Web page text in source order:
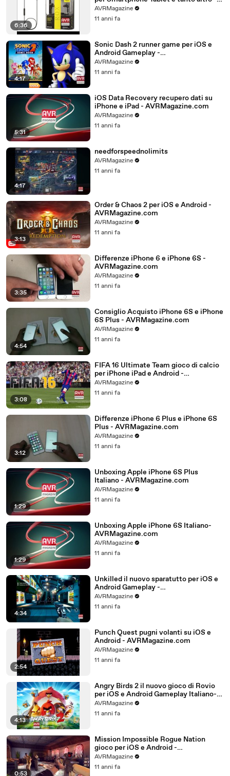
6:36
AVRMagazine.com (720p)
AVRMagazine
11 anni fa
4:17
Sonic Dash 2 runner game per iOS e
Android Gameplay -
AVRMagazine.com
AVRMagazine
11 anni fa
5:31
iOS Data Recovery recupero dati su
iPhone e iPad - AVRMagazine.com
AVRMagazine
11 anni fa
4:17
needforspeednolimits
AVRMagazine
11 anni fa
3:13
Order & Chaos 2 per iOS e Android -
AVRMagazine.com
AVRMagazine
11 anni fa
3:35
Differenze iPhone 6 e iPhone 6S -
AVRMagazine.com
AVRMagazine
11 anni fa
4:54
Consiglio Acquisto iPhone 6S e iPhone
6S Plus - AVRMagazine.com
AVRMagazine
11 anni fa
3:08
FIFA 16 Ultimate Team gioco di calcio
per iPhone iPad e Android -
AVRMagazine.com
AVRMagazine
11 anni fa
3:12
Differenze iPhone 6 Plus e iPhone 6S
Plus - AVRMagazine.com
AVRMagazine
11 anni fa
1:29
Unboxing Apple iPhone 6S Plus
Italiano - AVRMagazine.com
AVRMagazine
11 anni fa
1:29
Unboxing Apple iPhone 6S Italiano-
AVRMagazine.com
AVRMagazine
11 anni fa
4:34
Unkilled il nuovo sparatutto per iOS e
Android Gameplay -
AVRMagazine.com
AVRMagazine
11 anni fa
2:54
Punch Quest pugni volanti su iOS e
Android - AVRMagazine.com
AVRMagazine
11 anni fa
4:13
Angry Birds 2 il nuovo gioco di Rovio
per iOS e Android Gameplay Italiano-
AVRMagazine.com (720p)
AVRMagazine
11 anni fa
0:53
Mission Impossible Rogue Nation
gioco per iOS e Android -
AVRMagazine.com
AVRMagazine
11 anni fa